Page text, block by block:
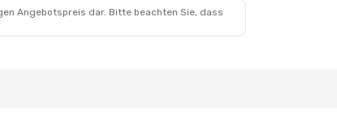
Angebotspreis dar. Bitte beachten Sie, dass